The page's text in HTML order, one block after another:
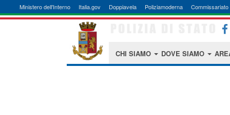
Ministero dell'Interno Italia.gov Doppiavela Poliziamoderna Commissariato
CHI SIAMO DOVE SIAMO